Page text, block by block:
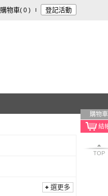
購物車( 0 ) 登記活動
購物車
TOP
選更多